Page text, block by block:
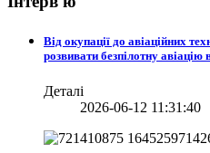
Від окупації до авіаційних
розвивати безпілотну
Деталі
2026-06-12 11:31:40